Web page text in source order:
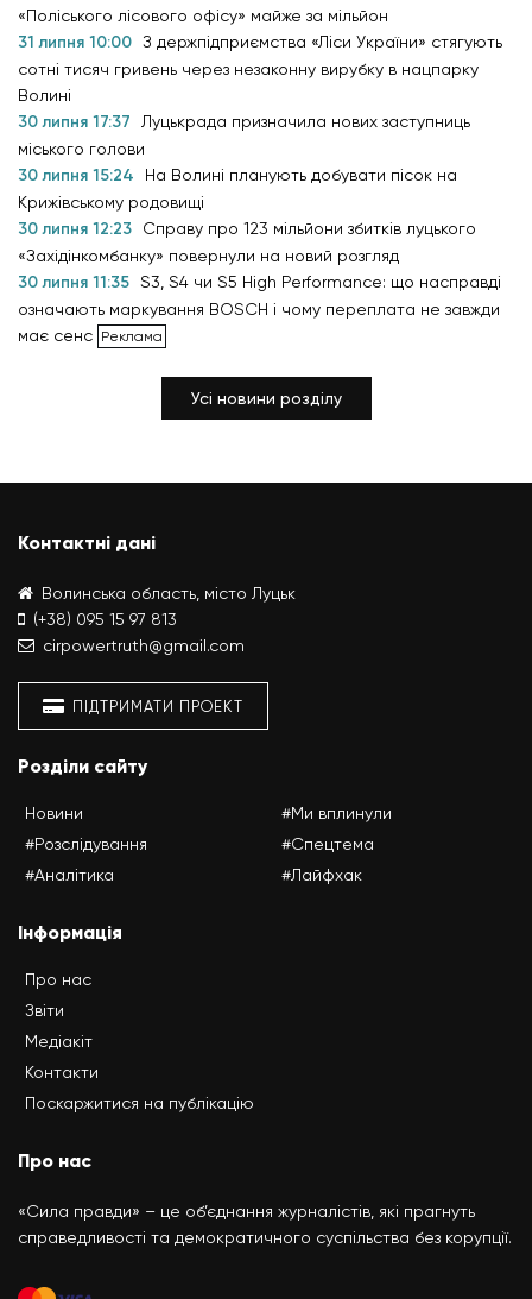
«Поліського лісового офісу» майже за мільйон
31 липня 10:00 З держпідприємства «Ліси України» стягують
сотні тисяч гривень через незаконну вирубку в нацпарку
Волині
30 липня 17:37
Луцькрада призначила нових заступниць
міського голови
30 липня 15:24
На Волині планують добувати пісок на
Крижівському родовищі
30 липня 12:23
Справу про 123 мільйони збитків луцького
«Західінкомбанку» повернули на новий розгляд
30 липня 11:35 S3, S4 чи S5 High Performance: що насправді
означають маркування BOSCH і чому переплата не завжди
має сенс
Усі новини розділу
Контактні дані
Волинська область, місто Луцьк
(+38) 095 15 97 813
cirpowertruth@gmail.com
ПІДТРИМАТИ ПРОЕКТ
Розділи сайту
Новини
#Розслідування
#Аналітика
#Ми вплинули
#Спецтема
#Лайфхак
Інформація
Про нас
Звіти
Медіакіт
Контакти
Поскаржитися на публікацію
Про нас
«Сила правди» – це об’єднання журналістів, які прагнуть
справедливості та демократичного суспільства без корупції.